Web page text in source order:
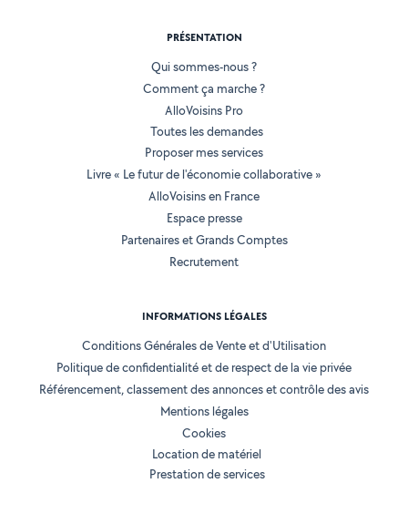
PRÉSENTATION
Qui sommes-nous ?
Comment ça marche ?
AlloVoisins Pro
Toutes les demandes
Proposer mes services
Livre « Le futur de l'économie collaborative »
AlloVoisins en France
Espace presse
Partenaires et Grands Comptes
Recrutement
INFORMATIONS LÉGALES
Conditions Générales de Vente et d'Utilisation
Politique de confidentialité et de respect de la vie privée
Référencement, classement des annonces et contrôle des avis
Mentions légales
Cookies
Location de matériel
Prestation de services